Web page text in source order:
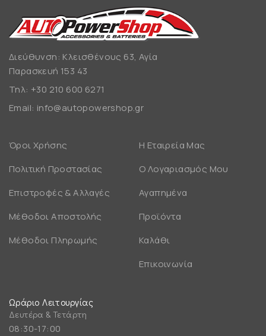
Διεύθυνση: Κλεισθένους 63, Αγία
Παρασκευή 153 43
Τηλ: +30 210 600 6271
Email: info@autopowershop.gr
Όροι Χρήσης
Πολιτική Προστασίας
Επιστροφές & Αλλαγές
Μέθοδοι Αποστολής
Μέθοδοι Πληρωμής
Η Εταιρεία Μας
Ο Λογαριασμός Μου
Αγαπημένα
Προϊόντα
Καλάθι
Επικοινωνία
Ωράριο Λειτουργίας
Δευτέρα & Τετάρτη
08:30-17:00